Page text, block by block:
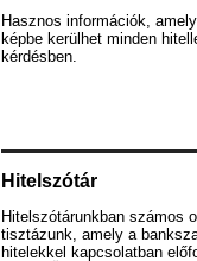
Hasznos információk,
képbe kerülhet minden
kérdésben.
Hitelszótár
Hitelszótárunkban számos
tisztázunk, amely a
hitelekkel kapcsolatban